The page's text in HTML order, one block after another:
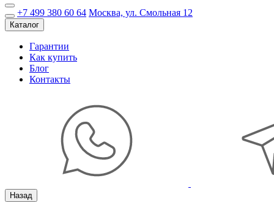
+7 499 380 60 64 Москва, ул. Смольная 12
Каталог
Гарантии
Как купить
Блог
Контакты
Назад